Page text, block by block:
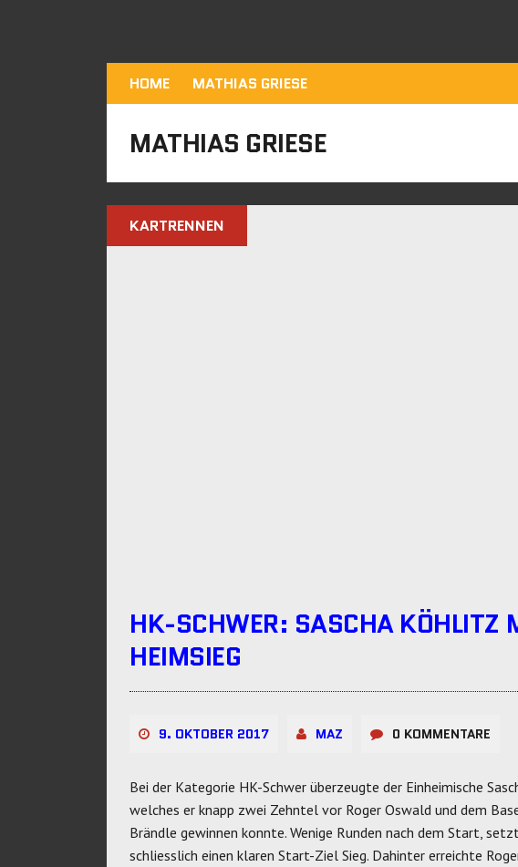
HOME MATHIAS GRIESE
MATHIAS GRIESE
KARTRENNEN
HK-SCHWER: SASCHA KÖHLITZ
HEIMSIEG
9. OKTOBER 2017 MAZ 0 KOMMENTARE
Bei der Kategorie HK-Schwer überzeugte der Einheimische
welches er knapp zwei Zehntel vor Roger Oswald und dem
Brändle gewinnen konnte. Wenige Runden nach dem Start,
schliesslich einen klaren Start-Ziel Sieg. Dahinter erreichte